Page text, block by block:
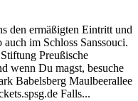
den ermäßigten Eintritt und
im Schloss Sanssouci.
Preußische
wenn Du magst, besuche
Babelsberg Maulbeerallee
Falls...